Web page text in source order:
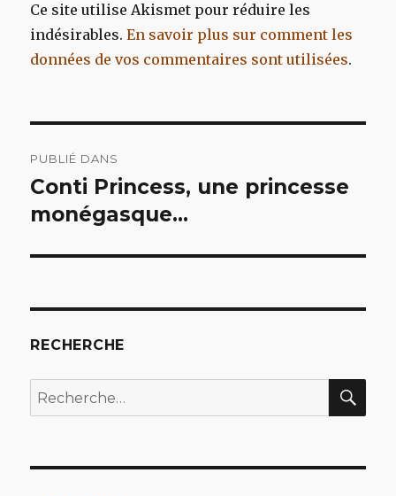
Ce site utilise Akismet pour réduire les
indésirables.En savoir plus sur comment les
données de vos commentaires sont utilisées.
de
l’article
PUBLIÉ DANS
Conti Princess, une princesse
monégasque…
RECHERCHE
Recherche
pour